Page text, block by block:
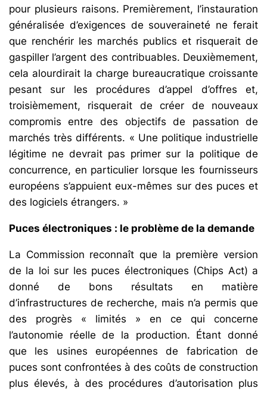
pour plusieurs raisons. Premièrement, l’instauration
généralisée d’exigences de souveraineté ne ferait
que renchérir les marchés publics et risquerait de
gaspiller l’argent des contribuables. Deuxièmement,
cela alourdirait la charge bureaucratique croissante
pesant sur les procédures d’appel d’offres et,
troisièmement, risquerait de créer de nouveaux
compromis entre des objectifs de passation de
marchés très différents. « Une politique industrielle
légitime ne devrait pas primer sur la politique de
concurrence, en particulier lorsque les fournisseurs
européens s’appuient eux-mêmes sur des puces et
des logiciels étrangers. »
Puces électroniques : le problème de la demande
La Commission reconnaît que la première version
de la loi sur les puces électroniques (Chips Act) a
donné de bons résultats en matière
d’infrastructures de recherche, mais n’a permis que
des progrès « limités » en ce qui concerne
l’autonomie réelle de la production. Étant donné
que les usines européennes de fabrication de
puces sont confrontées à des coûts de construction
plus élevés, à des procédures d’autorisation plus